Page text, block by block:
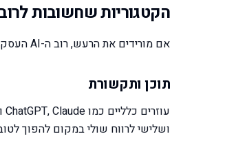
הקטגוריות שחשובות
אם מורידים את הרעש, רוב ה-AI העסקי נופל לארבע קטגוריות. לדעת איזו קטגוריה צריך מצמצם שדה של מאות לכמה בודדים.
תוכן ותקשורת
ושלישי לרווח שולי במקום להפוך